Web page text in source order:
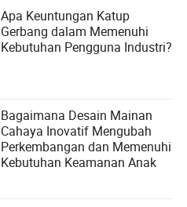
Apa Keuntungan Katup
Gerbang dalam Memenuhi
Kebutuhan Pengguna Industri?
Bagaimana Desain Mainan
Cahaya Inovatif Mengubah
Perkembangan dan Memenuhi
Kebutuhan Keamanan Anak